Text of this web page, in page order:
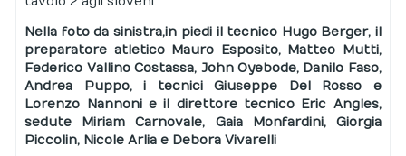
Nella foto da sinistra, in piedi il tecnico Hugo Berger, il
preparatore atletico Mauro Esposito, Matteo Mutti,
Federico Vallino Costassa, John Oyebode, Danilo Faso,
Andrea Puppo, i tecnici Giuseppe Del Rosso e
Lorenzo Nannoni e il direttore tecnico Eric Angles,
sedute Miriam Carnovale, Gaia Monfardini, Giorgia
Piccolin, Nicole Arlia e Debora Vivarelli